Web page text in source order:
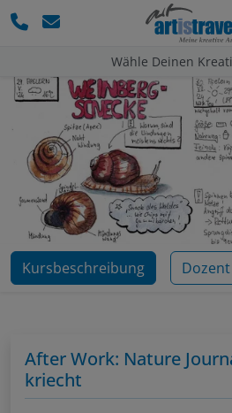
Wähle Deinen
Kursbeschreibung Dozent
After Work: Nature
kriecht